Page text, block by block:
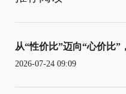
从“性价比”迈向“心价比”
2026-07-24 09:09